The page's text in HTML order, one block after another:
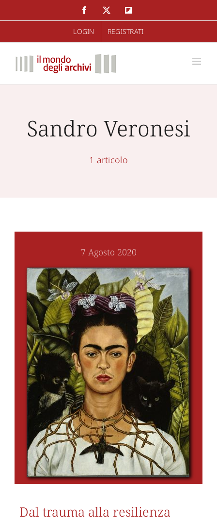
al
FacebookTwitter
LOGIN REGISTRATI
Sandro Veronesi
1 articolo
7 Agosto 2020
Dal trauma alla resilienza